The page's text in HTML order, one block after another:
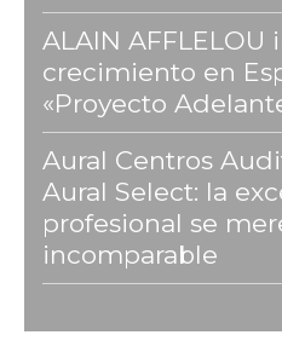
ALAIN AFFLELOU
crecimiento en
«Proyecto
Aural Centros
Aural Select: la
profesional se
incomparable